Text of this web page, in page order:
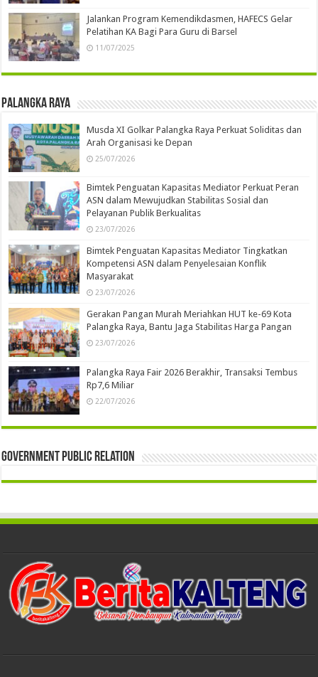
Jalankan Program Kemendikdasmen, HAFECS Gelar
Pelatihan KA Bagi Para Guru di Barsel
11/07/2025
Palangka Raya
Musda XI Golkar Palangka Raya Perkuat Soliditas dan
Arah Organisasi ke Depan
25/07/2026
Bimtek Penguatan Kapasitas Mediator Perkuat Peran
ASN dalam Mewujudkan Stabilitas Sosial dan
Pelayanan Publik Berkualitas
23/07/2026
Bimtek Penguatan Kapasitas Mediator Tingkatkan
Kompetensi ASN dalam Penyelesaian Konflik
Masyarakat
23/07/2026
Gerakan Pangan Murah Meriahkan HUT ke-69 Kota
Palangka Raya, Bantu Jaga Stabilitas Harga Pangan
23/07/2026
Palangka Raya Fair 2026 Berakhir, Transaksi Tembus
Rp7,6 Miliar
22/07/2026
Government Public Relation